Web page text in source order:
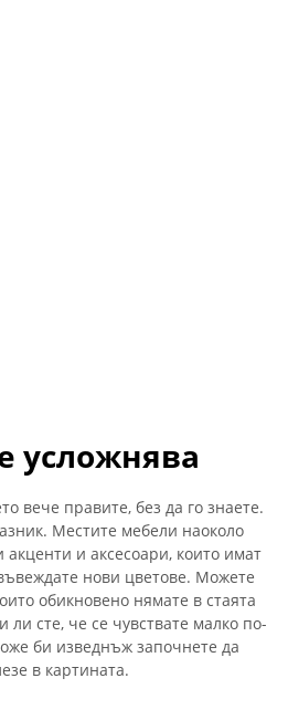
усложнява
вече правите, без да го знаете.
Местите мебели наоколо
и аксесоари, които имат
нови цветове. Можете
обикновено нямате в стаята
ли сте, че се чувствате малко по-
би изведнъж започнете да
в картината.